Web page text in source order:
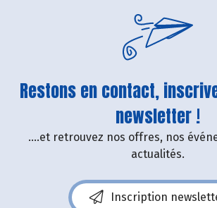
Restons en contact,
newsletter !
....et retrouvez nos offres, nos
actualités.
Inscription